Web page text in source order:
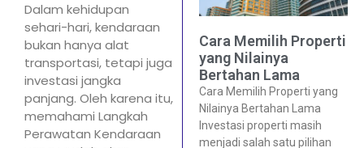
Dalam kehidupan
sehari-hari, kendaraan
bukan hanya alat
transportasi, tetapi juga
investasi jangka
panjang. Oleh karena itu,
memahami Langkah
Perawatan Kendaraan
Cara Memilih Properti
yang Nilainya
Bertahan Lama
Cara Memilih Properti yang
Nilainya Bertahan Lama
Investasi properti masih
menjadi salah satu pilihan